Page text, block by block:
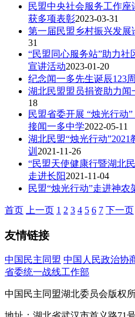
民盟中央社会服务工作
获多项表彰2023-03-31
第一届民盟乡村振兴发展
31
“民盟同心服务站”助力社
宣讲活动2023-01-20
纪念闻一多先生诞辰123周
湖北民盟盟员捐资助力闻
18
民盟省委开展 “烛光行动
接闻一多中学2022-05-11
湖北民盟“烛光行动
训 2021-11-26
“民盟天使健康行暨湖北
走进长阳2021-11-04
民盟“烛光行动”走进神农
首页 上一页 1 2 3 4 5 6 7 下一页
友情链接
中国民主同盟 中国人民政治协
省委统一战线工作部
中国民主同盟湖北委员会版权